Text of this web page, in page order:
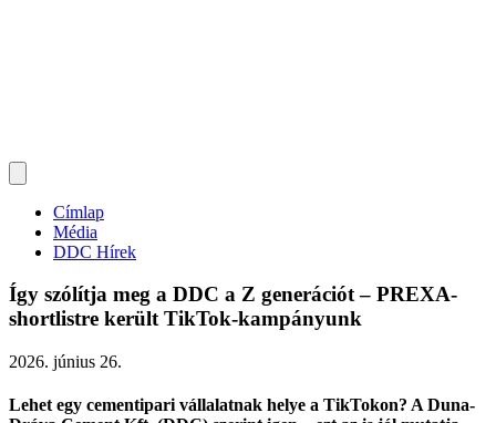
Címlap
Média
DDC Hírek
Így szólítja meg a DDC a Z generációt – PREXA-
shortlistre került TikTok-kampányunk
2026. június 26.
Lehet egy cementipari vállalatnak helye a TikTokon? A Duna-